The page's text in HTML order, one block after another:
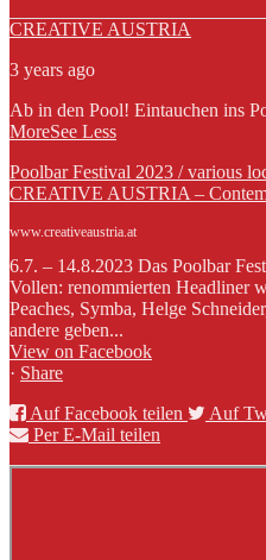
CREATIVE AUSTRIA
3 years ago
Ab in den Pool! Eintauchen ins
MoreSee Less
Poolbar Festival 2023 / various
CREATIVE AUSTRIA –
www.creativeaustria.at
6.7. – 14.8.2023 Das Poolbar
Vollen: renommierten Headliner
Peaches, Symba, Helge
andere geben...
View on Facebook
· Share
Auf Facebook teilen
Auf
Per E-Mail teilen